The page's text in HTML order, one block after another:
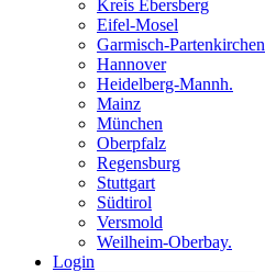
Kreis Ebersberg
Eifel-Mosel
Garmisch-Partenkirchen
Hannover
Heidelberg-Mannh.
Mainz
München
Oberpfalz
Regensburg
Stuttgart
Südtirol
Versmold
Weilheim-Oberbay.
Login